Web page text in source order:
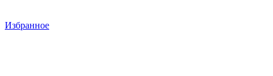
Избранное